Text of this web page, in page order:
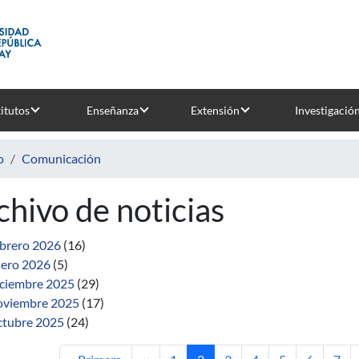
Enseñanza Extensión Investigación
Comunicación
de noticias
2026 (16)
2026 (5)
2025 (29)
2025 (17)
2025 (24)